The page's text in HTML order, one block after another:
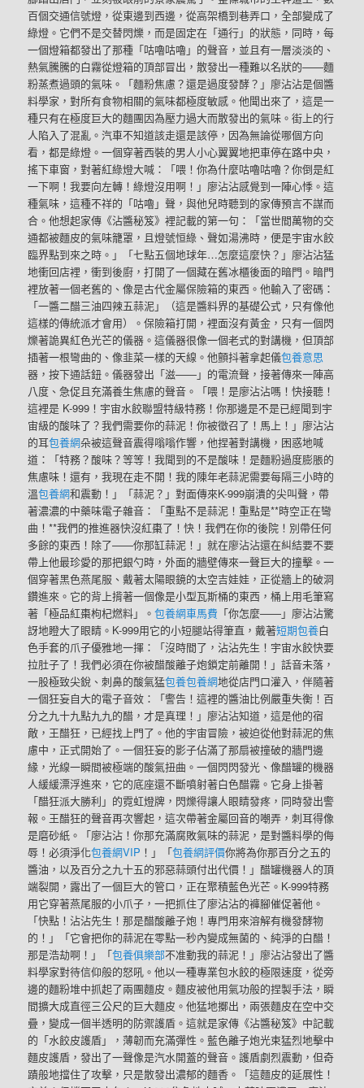
百個交通信號燈，從東邊到西邊，從高架橋到巷弄口，全部變成了
綠燈。它們不是交替閃爍，而是固定在「通行」的狀態，同時，每
一個燈箱都發出了那種「咕嚕咕嚕」的聲音，並且有一層淡淡的、
熱氣騰騰的白霧從燈箱的頂部冒出，散發出一種難以名狀的——麵
粉蒸煮過頭的氣味。「麵粉焦慮？還是過度發酵？」廖沾沾是個醬
料學家，對所有食物相關的氣味都極度敏感。他聞出來了，這是一
種只有在極度巨大的麵團因為壓力過大而散發出的氣味。街上的行
人陷入了混亂。汽車不知道該走還是該停，因為無論從哪個方向
看，都是綠燈。一個穿著西裝的男人小心翼翼地把車停在路中央，
搖下車窗，對著紅綠燈大喊：「喂！你為什麼咕嚕咕嚕？你倒是紅
一下啊！我要向左轉！綠燈沒用啊！」廖沾沾感覺到一陣心悸。這
種氣味，這種不祥的「咕嚕」聲，與他兒時聽到的家傳預言不謀而
合。他想起家傳《沾醬秘笈》裡記載的第一句：「當世間萬物的交
通都被麵皮的氣味籠罩，且燈號恒綠、聲如湯沸時，便是宇宙水餃
臨界點到來之時。」「七點五個地球年…怎麼這麼快？」廖沾沾猛
地衝回店裡，衝到後廚，打開了一個藏在舊冰櫃後面的暗門。暗門
裡放著一個老舊的、像是古代金屬保險箱的東西。他輸入了密碼：
「一醬二醋三油四辣五蒜泥」（這是醬料界的基礎公式，只有像他
這樣的傳統派才會用）。保險箱打開，裡面沒有黃金，只有一個閃
爍著詭異紅色光芒的儀器。這儀器很像一個老式的對講機，但頂部
插著一根彎曲的、像韭菜一樣的天線。他顫抖著拿起儀包養意思
器，按下通話鈕。儀器發出「滋——」的電流聲，接著傳來一陣高
八度、急促且充滿養生焦慮的聲音。「喂！是廖沾沾嗎！快接聽！
這裡是 K-999！宇宙水餃聯盟特級特務！你那邊是不是已經聞到宇
宙級的酸味了？我們需要你的蒜泥！你被徵召了！馬上！」廖沾沾
的耳包養網朵被這聲音震得嗡嗡作響，他捏著對講機，困惑地喊
道：「特務？酸味？等等！我聞到的不是酸味！是麵粉過度膨脹的
焦慮味！還有，我現在走不開！我的陳年老蒜泥需要每隔三小時的
溫包養網和震動！」「蒜泥？」對面傳來K-999崩潰的尖叫聲，帶
著濃濃的中藥味電子雜音：「重點不是蒜泥！重點是**時空正在彎
曲！**我們的推進器快沒紅棗了！快！我們在你的後院！別帶任何
多餘的東西！除了——你那缸蒜泥！」就在廖沾沾還在糾結要不要
帶上他最珍愛的那把銀勺時，外面的牆壁傳來一聲巨大的撞擊。一
個穿著黑色燕尾服、戴著太陽眼鏡的太空吉娃娃，正從牆上的破洞
鑽進來。它的背上揹著一個像是小型瓦斯桶的東西，桶上用毛筆寫
著「極品紅棗枸杞燃料」。包養網車馬費 「你怎麼——」廖沾沾驚
訝地瞪大了眼睛。K-999用它的小短腿站得筆直，戴著短期包養白
色手套的爪子優雅地一揮：「沒時間了，沾沾先生！宇宙水餃快要
拉肚子了！我們必須在你被醋酸離子炮鎖定前離開！」話音未落，
一股極致尖銳、刺鼻的酸氣猛包養包養網地從店門口灌入，伴隨著
一個狂妄自大的電子音效：「警告！這裡的醬油比例嚴重失衡！百
分之九十九點九九的醋，才是真理！」廖沾沾知道，這是他的宿
敵，王醋狂，已經找上門了。他的宇宙冒險，被迫從他對蒜泥的焦
慮中，正式開始了。一個狂妄的影子佔滿了那扇被撞破的牆門邊
緣，光線一瞬間被極端的酸氣扭曲。一個閃閃發光、像醋罐的機器
人緩緩漂浮進來，它的底座還不斷噴射著白色醋霧。它身上掛著
「醋狂派大勝利」的霓虹燈牌，閃爍得讓人眼睛發疼，同時發出警
報。王醋狂的聲音再次響起，這次帶著金屬回音的嘲弄，刺耳得像
是磨砂紙。「廖沾沾！你那充滿腐敗氣味的蒜泥，是對醬料學的侮
辱！必須淨化包養網VIP ！」「包養網評價你將為你那百分之五的
醬油，以及百分之九十五的邪惡蒜頭付出代價！」醋罐機器人的頂
端裂開，露出了一個巨大的管口，正在聚積藍色光芒。K-999特務
用它穿著燕尾服的小爪子，一把抓住了廖沾沾的褲腳催促著他。
「快點！沾沾先生！那是醋酸離子炮！專門用來溶解有機發酵物
的！」「它會把你的蒜泥在零點一秒內變成無菌的、純淨的白醋！
那是浩劫啊！」「包養俱樂部不准動我的蒜泥！」廖沾沾發出了醬
料學家對待信仰般的怒吼。他以一種專業包水餃的極限速度，從旁
邊的麵粉堆中抓起了兩團麵皮。麵皮被他用氣功般的捏製手法，瞬
間擴大成直徑三公尺的巨大麵皮。他猛地擲出，兩張麵皮在空中交
疊，變成一個半透明的防禦護盾。這就是家傳《沾醬秘笈》中記載
的「水餃皮護盾」，薄韌而充滿彈性。藍色離子炮光束猛烈地擊中
麵皮護盾，發出了一聲像是汽水開蓋的聲音。護盾劇烈震動，但奇
蹟般地擋住了攻擊，只是散發出濃郁的麵香。「這麵皮的延展性！